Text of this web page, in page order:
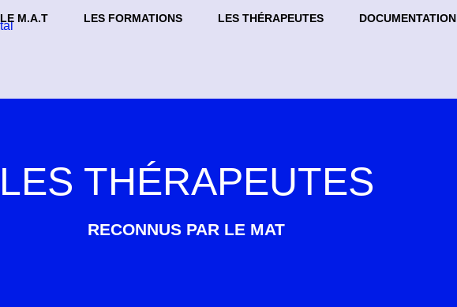
LE M.A.T LES FORMATIONS LES THÉRAPEUTES DOCUMENTATION
LES THÉRAPEUTES
RECONNUS PAR LE MAT